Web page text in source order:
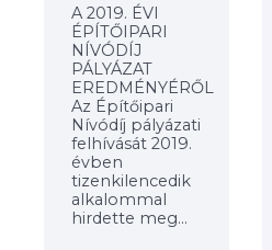
A 2019. ÉVI
ÉPÍTŐIPARI
NÍVÓDÍJ
PÁLYÁZAT
EREDMÉNYÉRŐL
Az Építőipari
Nívódíj pályázati
felhívását 2019.
évben
tizenkilencedik
alkalommal
hirdette meg...